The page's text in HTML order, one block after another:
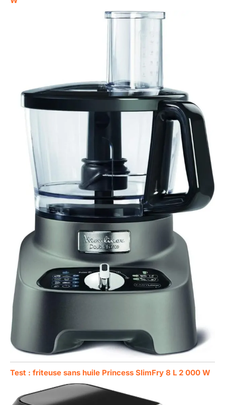
Test : friteuse sans huile Princess SlimFry 8 L 2 000 W